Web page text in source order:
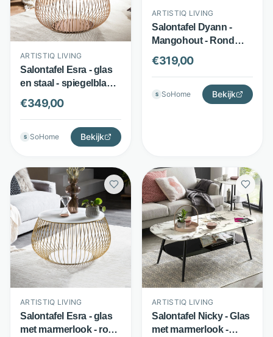
ARTISTIQ LIVING
Salontafel Esra - glas
en staal - spiegelblad -
rosegoud - Artistiq
Living
€349,00
S SoHome Bekijk
ARTISTIQ LIVING
Salontafel Dyann -
Mangohout - Rond
Ø80 cm met lamellen
onderstel - Bruin -
Artistiq Living
€319,00
S SoHome Bekijk
ARTISTIQ LIVING
Salontafel Esra - glas
met marmerlook - rond
ARTISTIQ LIVING
Salontafel Nicky - Glas
met marmerlook -